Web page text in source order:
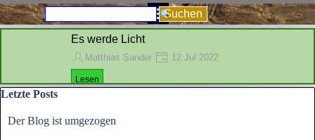
Direkt zum SeiteninhaltMenü überspringen
Suchen
Es werde Licht
Matthias Sander 12 Jul 2022
Lesen
Block überspringen Letzte Posts
Letzte Posts
Der Blog ist umgezogen